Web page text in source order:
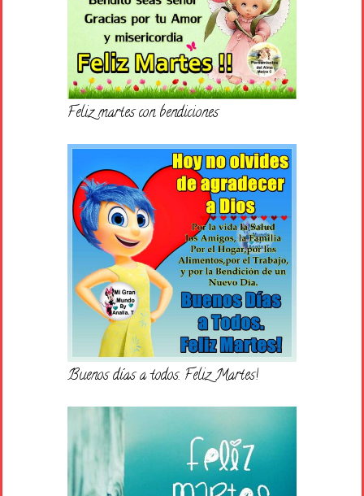
Feliz martes con bendiciones
Buenos días a todos. Feliz Martes!